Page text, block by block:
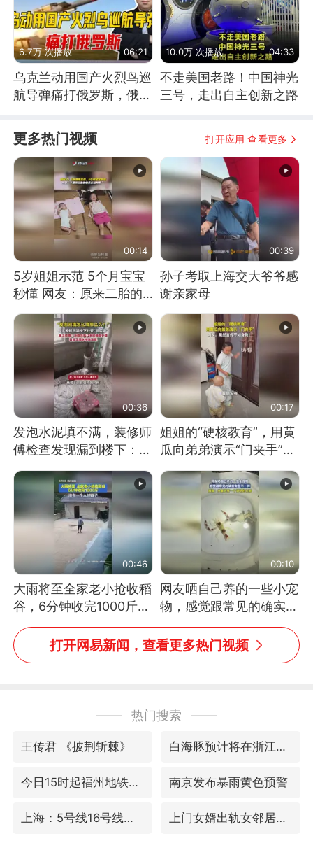
6.7万 次播放 06:21
乌克兰动用国产火烈鸟巡
航导弹痛打俄罗斯，俄军
10.0万 次播放 04:33
不走美国老路！中国神光
三号，走出自主创新之路
更多热门视频 打开应用 查看更多
00:14
5岁姐姐示范 5个月宝宝
秒懂 网友：原来二胎的
快乐长这样
00:39
孙子考取上海交大爷爷感
谢亲家母
00:36
发泡水泥填不满，装修师
傅检查发现漏到楼下：出
风口未延伸到外墙
00:17
姐姐的“硬核教育”，用黄
瓜向弟弟演示“门夹手”，
网友：果然言传不如身
教！
00:46
大雨将至全家老小抢收稻
谷，6分钟收完1000斤，
没有一个人掉链子
00:10
网友晒自己养的一些小宠
物，感觉跟常见的确实有
些不一样
打开网易新闻，查看更多热门视频
热门搜索
王传君 《披荆斩棘》 白海豚预计将在浙江苍南到三门一带登陆
今日15时起福州地铁高架区段停运 南京发布暴雨黄色预警
上海：5号线16号线浦江线全线停运 上门女婿出轨女邻居多年被判重婚罪